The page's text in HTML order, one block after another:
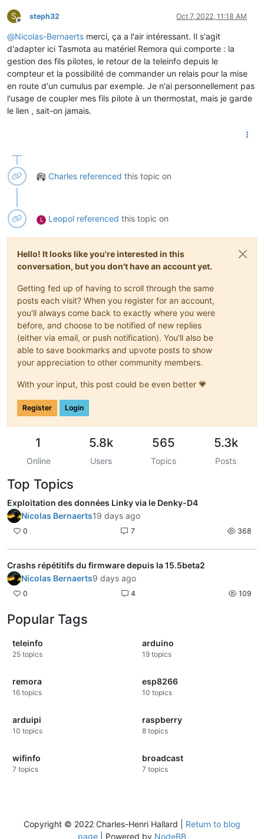
S
Offline
steph32 Oct 7, 2022, 11:18 AM
@Nicolas-Bernaerts merci, ça a l'air intéressant. Il s'agit
d'adapter ici Tasmota au matériel Remora qui comporte : la
gestion des fils pilotes, le retour de la teleinfo depuis le
compteur et la possibilité de commander un relais pour la mise
en route d'un cumulus par exemple. Je n'ai personnellement pas
l'usage de coupler mes fils pilote à un thermostat, mais je garde
le lien , sait-on jamais.
Charles referenced this topic on
L Leopol referenced this topic on
Hello! It looks like you're interested in this
conversation, but you don't have an account yet.
Getting fed up of having to scroll through the same
posts each visit? When you register for an account,
you'll always come back to exactly where you were
before, and choose to be notified of new replies
(either via email, or push notification). You'll also be
able to save bookmarks and upvote posts to show
your appreciation to other community members.
With your input, this post could be even better 💗
Register Login
1
Online
5.8k
Users
565
Topics
5.3k
Posts
Top Topics
Exploitation des données Linky via le Denky-D4
Nicolas Bernaerts19 days ago
0 7 368
Crashs répétitifs du firmware depuis la 15.5beta2
Nicolas Bernaerts9 days ago
0 4 109
Popular Tags
teleinfo
25 topics
arduino
19 topics
remora
16 topics
esp8266
10 topics
arduipi
10 topics
raspberry
8 topics
wifinfo
7 topics
broadcast
7 topics
Copyright © 2022 Charles-Henri Hallard | Return to blog
page | Powered by NodeBB